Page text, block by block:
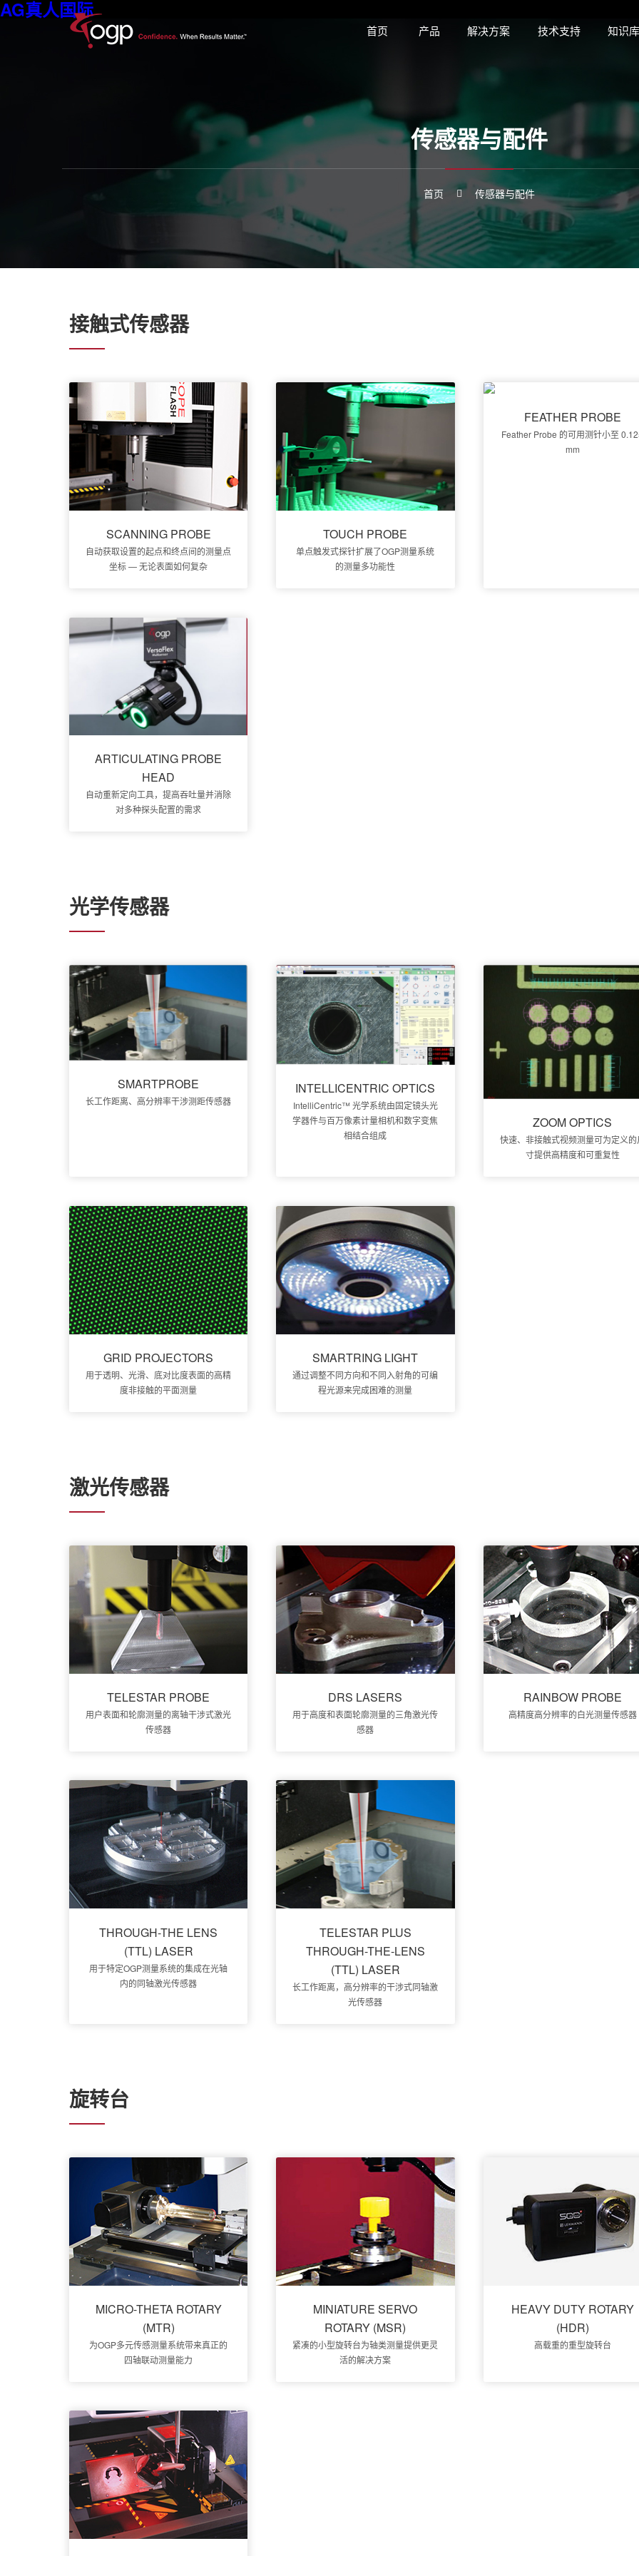
AG真人国际
首页 产品 解决方案 技术支持 知识
传感器与配件
首页 传感器与配件
接触式传感器
SCANNING PROBE
自动获取设置的起点和终点间的测量点
坐标 — 无论表面如何复杂
TOUCH PROBE
单点触发式探针扩展了OGP测量系统
的测量多功能性
FEATHER PROBE
Feather Probe 的可用测针小至
mm
ARTICULATING PROBE
HEAD
自动重新定向工具，提高吞吐量并消除
对多种探头配置的需求
光学传感器
SMARTPROBE
长工作距离、高分辨率干涉测距传感器
INTELLICENTRIC OPTICS
IntelliCentric™ 光学系统由固定镜头光
学器件与百万像素计量相机和数字变焦
相结合组成
ZOOM OPTICS
快速、非接触式视频测量可为定义的
寸提供高精度和可重复性
GRID PROJECTORS
用于透明、光滑、底对比度表面的高精
度非接触的平面测量
SMARTRING LIGHT
通过调整不同方向和不同入射角的可编
程光源来完成困难的测量
激光传感器
TELESTAR PROBE
用户表面和轮廓测量的离轴干涉式激光
传感器
DRS LASERS
用于高度和表面轮廓测量的三角激光传
感器
RAINBOW PROBE
高精度高分辨率的白光测量传感器
THROUGH-THE LENS
(TTL) LASER
用于特定OGP测量系统的集成在光轴
内的同轴激光传感器
TELESTAR PLUS
THROUGH-THE-LENS
(TTL) LASER
长工作距离，高分辨率的干涉式同轴激
光传感器
旋转台
MICRO-THETA ROTARY
(MTR)
为OGP多元传感测量系统带来真正的
四轴联动测量能力
MINIATURE SERVO
ROTARY (MSR)
紧凑的小型旋转台为轴类测量提供更灵
活的解决方案
HEAVY DUTY ROTARY
(HDR)
高载重的重型旋转台